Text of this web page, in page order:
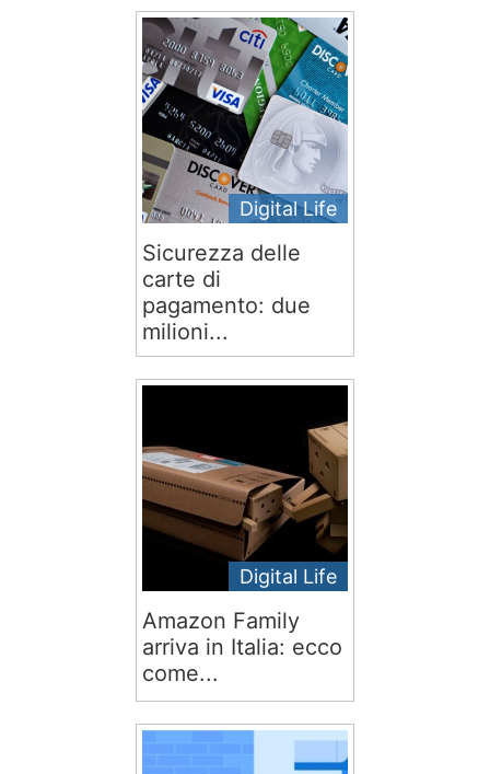
Digital Life
Sicurezza delle
carte di
pagamento: due
milioni...
Digital Life
Amazon Family
arriva in Italia: ecco
come...